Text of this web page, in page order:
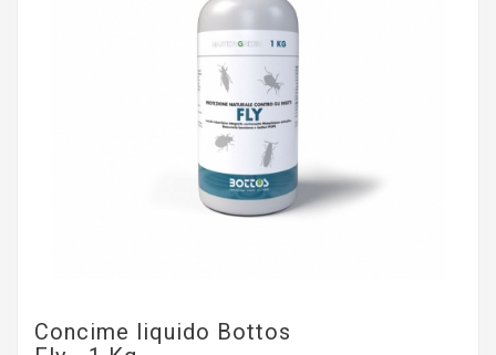
Concime liquido Bottos